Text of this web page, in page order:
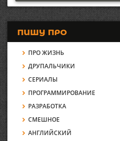
ПИШУ ПРО
ПРО ЖИЗНЬ
ДРУПАЛЬЧИКИ
СЕРИАЛЫ
ПРОГРАММИРОВАНИЕ
РАЗРАБОТКА
СМЕШНОЕ
АНГЛИЙСКИЙ